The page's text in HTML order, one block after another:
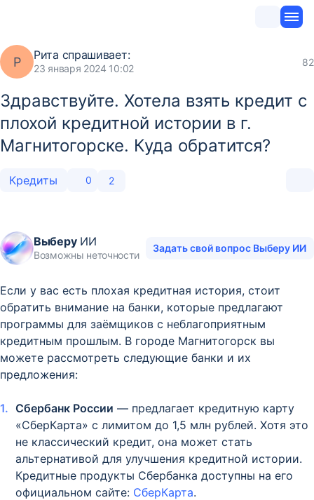
Р Рита спрашивает:
23 января 2024 10:02
82
Здравствуйте. Хотела взять кредит с
плохой кредитной истории в г.
Магнитогорске. Куда обратится?
Кредиты 0 2
ВыберуИИ
Возможны неточности
Задать свой вопрос Выберу ИИ
Если у вас есть плохая кредитная история, стоит
обратить внимание на банки, которые предлагают
программы для заёмщиков с неблагоприятным
кредитным прошлым. В городе Магнитогорск вы
можете рассмотреть следующие банки и их
предложения:
Сбербанк России — предлагает кредитную карту
«СберКарта» с лимитом до 1,5 млн рублей. Хотя это
не классический кредит, она может стать
альтернативой для улучшения кредитной истории.
Кредитные продукты Сбербанка доступны на его
официальном сайте: СберКарта.